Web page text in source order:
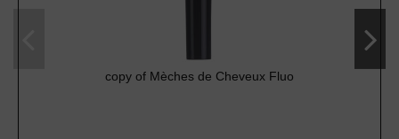
copy of Mèches de Cheveux Fluo